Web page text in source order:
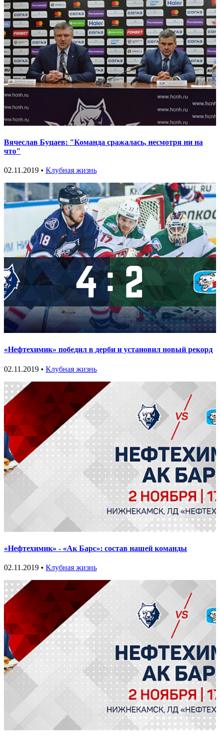
Вячеслав Буцаев: "Команда сражалась, несмотря ни на
что"
02.11.2019 • Клубная жизнь
«Нефтехимик» победил в дерби и установил новый рекорд
02.11.2019 • Клубная жизнь
«Нефтехимик» - «Ак Барс»: состав нашей команды
02.11.2019 • Клубная жизнь